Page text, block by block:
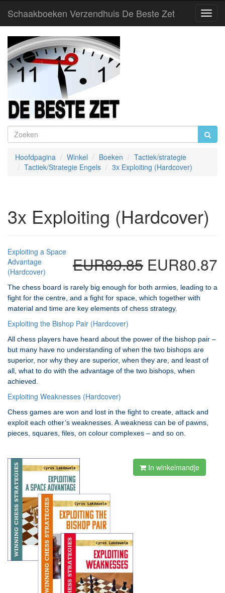
Schaakboeken Verzendhuis De Beste Zet
Hoofdpagina Winkel Boeken
Tactiek/strategie
Tactiek/Strategie Engels
3x Exploiting (Hardcover)
3x Exploiting (Hardcover)
EUR89.85 EUR80.87
Exploiting a Space
Advantage
(Hardcover)
The chess board is rarely big enough for both armies, leading to a
fight for the centre, and a fight for space, which together with
material and time are key elements of chess strategy.
Exploiting the Bishop Pair (Hardcover)
All chess players have heard about the power of the bishop pair –
but many have no understanding of when the two bishops are
superior, nor why they are superior, when they are, and least of
all, what to do with the advantage of the two bishops, when
achieved.
Exploiting Weaknesses (Hardcover)
Chess games are won and lost in the fight to create, attack and
exploit each other’s weaknesses. A weakness can be of pawns,
pieces, squares, files, on colour complexes – and so on.
In winkelmandje